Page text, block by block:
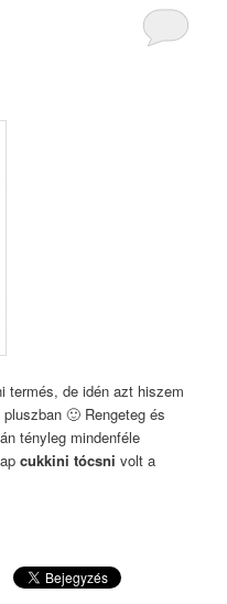
termés, de idén azt hiszem
🙂 Rengeteg és
tényleg mindenféle
cukkini tócsni volt a